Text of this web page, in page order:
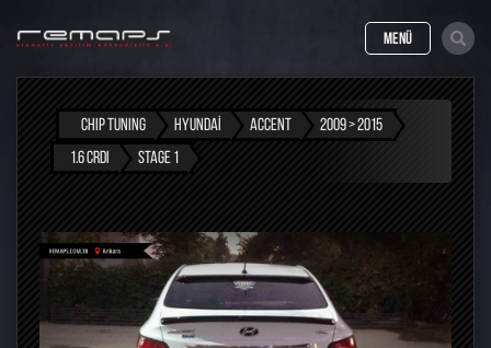
MENÜ
CHIP TUNING HYUNDAI ACCENT
2009 > 2015
1.6 CRDI
STAGE 1